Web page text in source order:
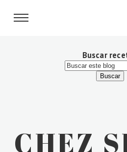
Buscar
CHEZ